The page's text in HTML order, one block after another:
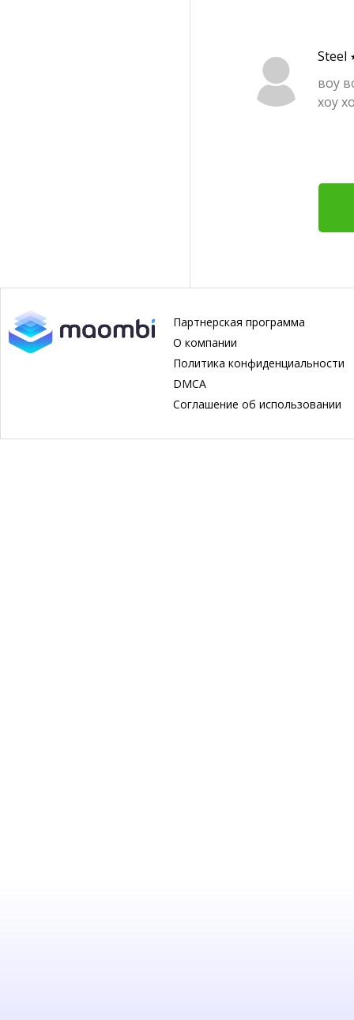
Steel
воу
хоу
Партнерская программа
О компании
Политика конфиденциальности
DMCA
Соглашение об использовании